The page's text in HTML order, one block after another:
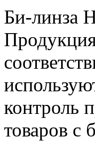
Би-линза
контроль
товаров с